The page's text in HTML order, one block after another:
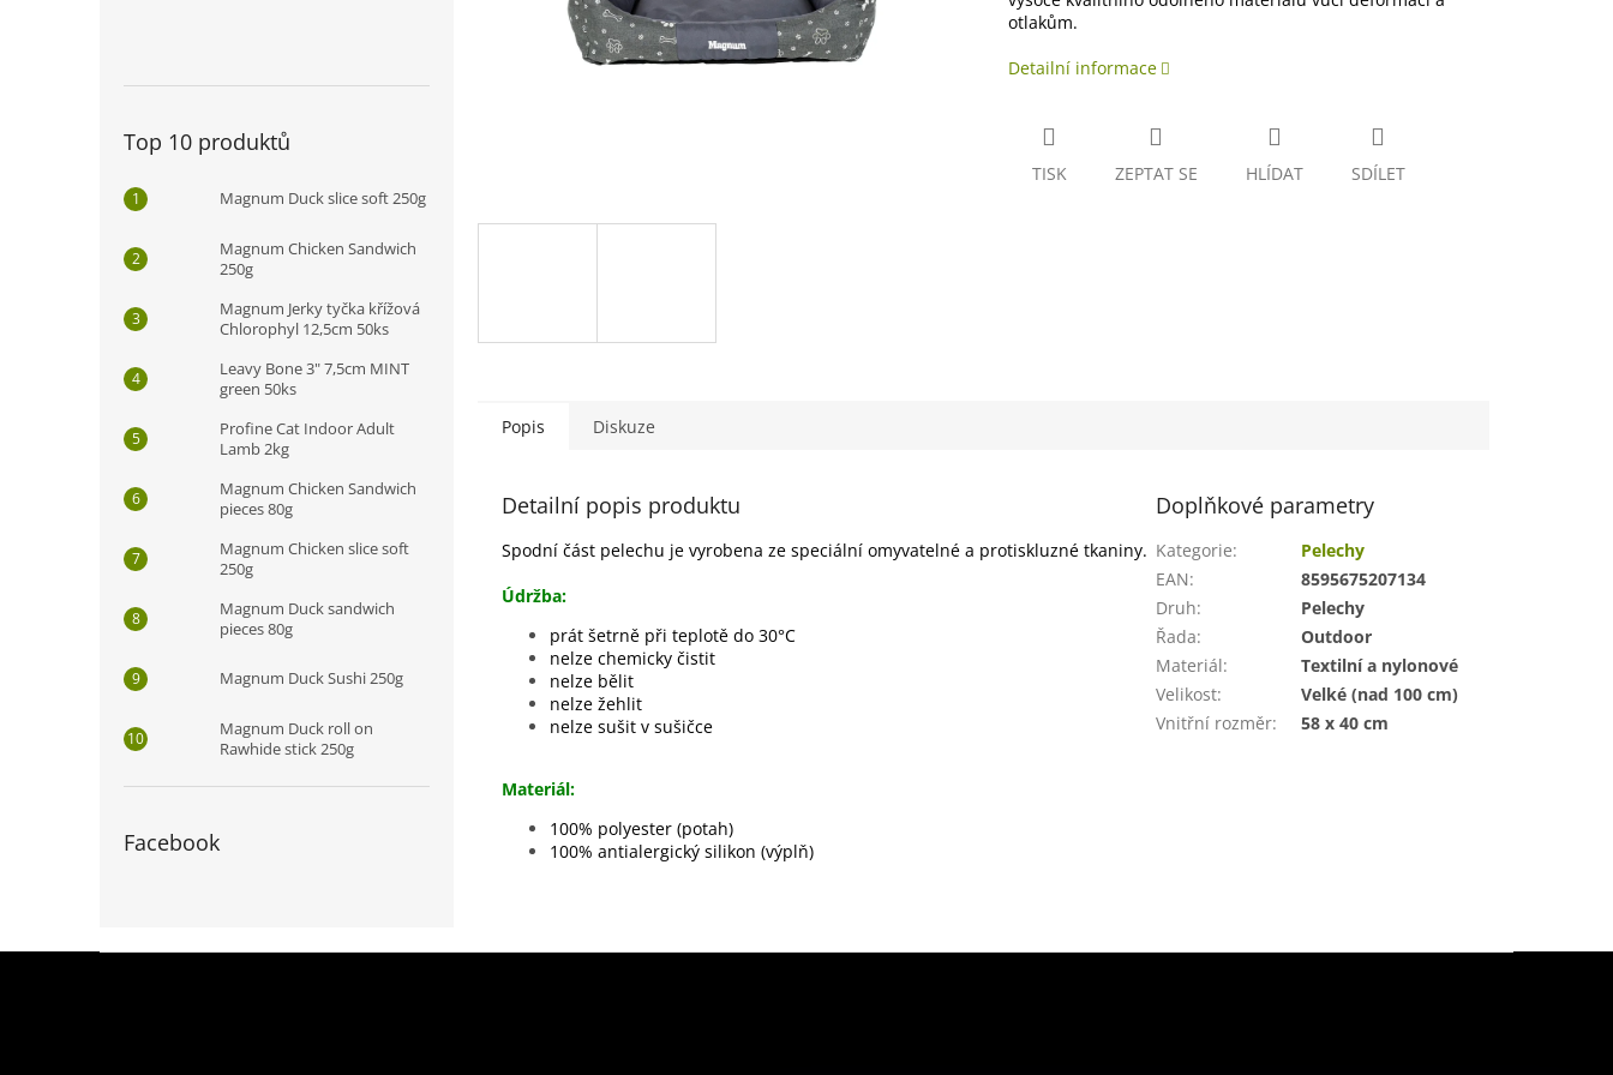
Top 10 produktů
Magnum Duck slice soft 250g
Magnum Chicken Sandwich
250g
Magnum Jerky tyčka křížová
Chlorophyl 12,5cm 50ks
Leavy Bone 3" 7,5cm MINT
green 50ks
Profine Cat Indoor Adult
Lamb 2kg
Magnum Chicken Sandwich
pieces 80g
Magnum Chicken slice soft
250g
Magnum Duck sandwich
pieces 80g
Magnum Duck Sushi 250g
Magnum Duck roll on
Rawhide stick 250g
Facebook
otlakům.
Detailní informace
TISK ZEPTAT SE HLÍDAT SDÍLET
Popis Diskuze
Detailní popis produktu
Spodní část pelechu je vyrobena ze speciální omyvatelné a protiskluzné tkaniny.
Údržba:
prát šetrně při teplotě do 30°C
nelze chemicky čistit
nelze bělit
nelze žehlit
nelze sušit v sušičce
Materiál:
100% polyester (potah)
100% antialergický silikon (výplň)
Doplňkové parametry
Kategorie:
Pelechy
EAN:
8595675207134
Druh:
Pelechy
Řada:
Outdoor
Materiál:
Textilní a nylonové
Velikost:
Velké (nad 100 cm)
Vnitřní rozměr: 58 x 40 cm
Z